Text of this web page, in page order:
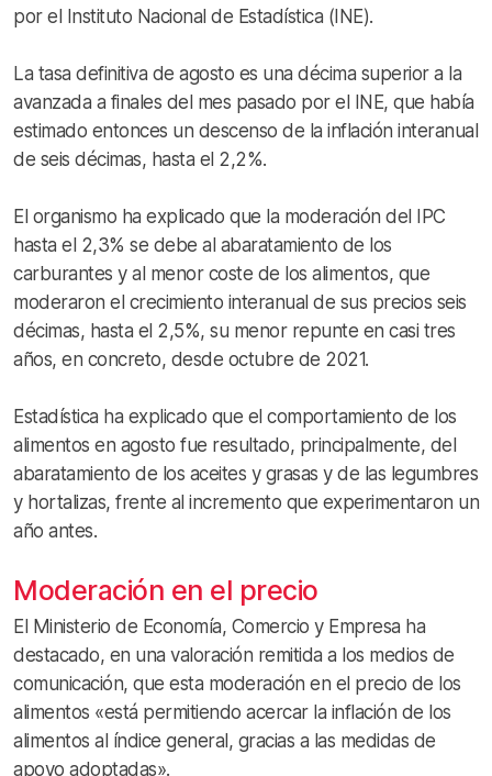
por el Instituto Nacional de Estadística (INE).
La tasa definitiva de agosto es una décima superior a la
avanzada a finales del mes pasado por el INE, que había
estimado entonces un descenso de la inflación interanual
de seis décimas, hasta el 2,2%.
El organismo ha explicado que la moderación del IPC
hasta el 2,3% se debe al abaratamiento de los
carburantes y al menor coste de los alimentos, que
moderaron el crecimiento interanual de sus precios seis
décimas, hasta el 2,5%, su menor repunte en casi tres
años, en concreto, desde octubre de 2021.
Estadística ha explicado que el comportamiento de los
alimentos en agosto fue resultado, principalmente, del
abaratamiento de los aceites y grasas y de las legumbres
y hortalizas, frente al incremento que experimentaron un
año antes.
Moderación en el precio
El Ministerio de Economía, Comercio y Empresa ha
destacado, en una valoración remitida a los medios de
comunicación, que esta moderación en el precio de los
alimentos «está permitiendo acercar la inflación de los
alimentos al índice general, gracias a las medidas de
apoyo adoptadas».